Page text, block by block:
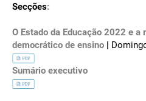
Secções:
O Estado da Educação 2022 e
democrático de ensino |
Sumário executivo